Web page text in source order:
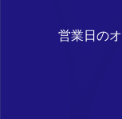
営業日の